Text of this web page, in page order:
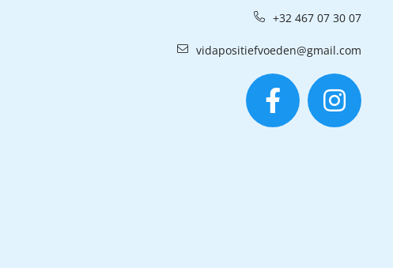
+32 467 07 30 07
vidapositiefvoeden@gmail.com